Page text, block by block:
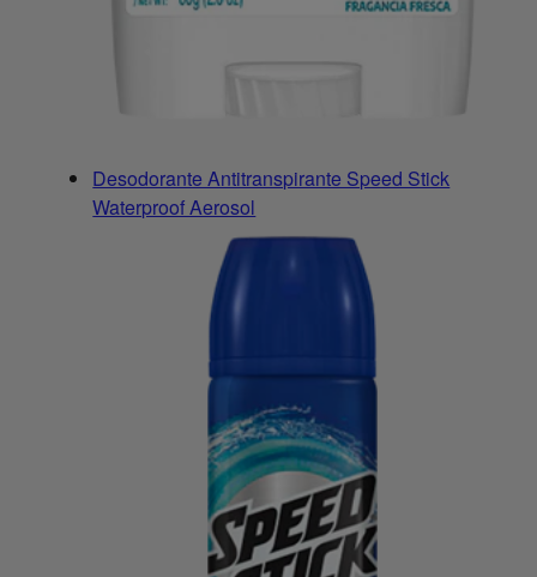
Desodorante Antitranspirante Speed Stick
Waterproof Aerosol